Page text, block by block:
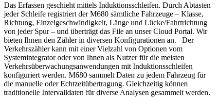
Das Erfassen geschieht mittels Induktionsschleifen. Durch Abtasten
jeder Schleife registriert der M680 sämtliche Fahrzeuge – Klasse,
Richtung, Einzelgeschwindigkeit, Länge und Lücke/Fahrtrichtung
von jeder Spur – und überträgt das File an unser Cloud Portal. Wir
bieten Ihnen den Zähler in diversen Konfigurationen an. Der
Verkehrszähler kann mit einer Vielzahl von Optionen vom
Systemintegrator oder von Ihnen als Nutzer für die meisten
Verkehrsüberwachungsanwendungen mit Induktionsschleifen
konfiguriert werden. M680 sammelt Daten zu jedem Fahrzeug für
die manuelle oder Echtzeitübertragung. Gleichzeitig können
traditionelle Intervalldaten für diverse Analysen gesammelt werden.